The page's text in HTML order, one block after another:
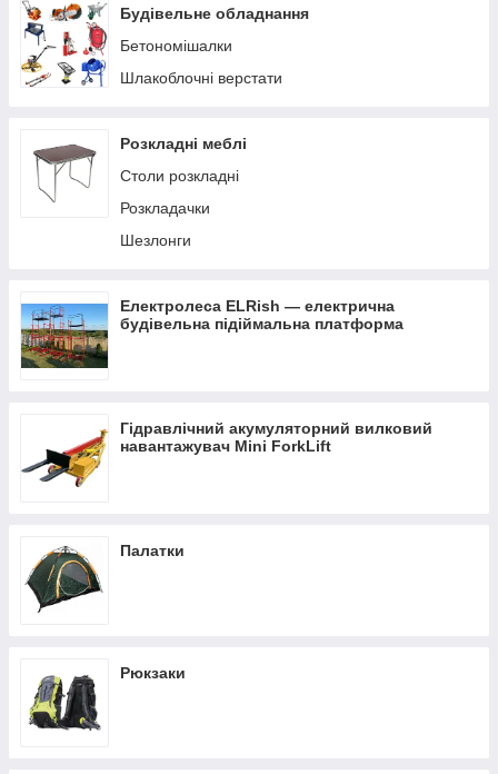
Будівельне обладнання
Бетономішалки
Шлакоблочні верстати
Розкладні меблі
Столи розкладні
Розкладачки
Шезлонги
Електролеса ELRish — електрична
будівельна підіймальна платформа
Гідравлічний акумуляторний вилковий
навантажувач Mini ForkLift
Палатки
Рюкзаки